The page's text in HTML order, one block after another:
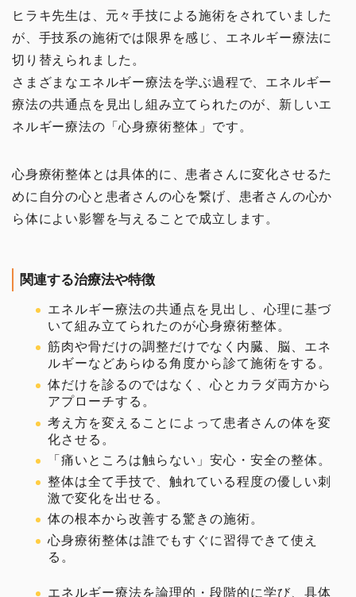
ヒラキ先生は、元々手技による施術をされていました
が、手技系の施術では限界を感じ、エネルギー療法に
切り替えられました。
さまざまなエネルギー療法を学ぶ過程で、エネルギー
療法の共通点を見出し組み立てられたのが、新しいエ
ネルギー療法の「心身療術整体」です。
心身療術整体とは具体的に、患者さんに変化させるた
めに自分の心と患者さんの心を繋げ、患者さんの心か
ら体によい影響を与えることで成立します。
関連する治療法や特徴
エネルギー療法の共通点を見出し、心理に基づ
いて組み立てられたのが心身療術整体。
筋肉や骨だけの調整だけでなく内臓、脳、エネ
ルギーなどあらゆる角度から診て施術をする。
体だけを診るのではなく、心とカラダ両方から
アプローチする。
考え方を変えることによって患者さんの体を変
化させる。
「痛いところは触らない」安心・安全の整体。
整体は全て手技で、触れている程度の優しい刺
激で変化を出せる。
体の根本から改善する驚きの施術。
心身療術整体は誰でもすぐに習得できて使え
る。
エネルギー療法を論理的・段階的に学び、具体